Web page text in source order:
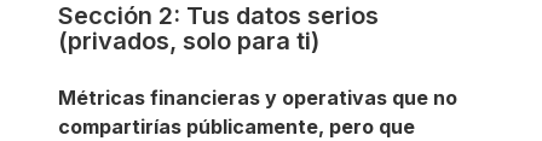
Sección 2: Tus datos serios
(privados, solo para ti)
Métricas financieras y operativas que no
compartirías públicamente, pero que